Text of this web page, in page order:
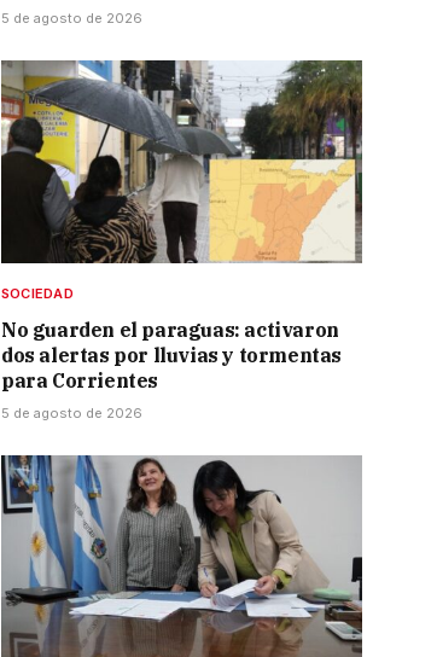
5 de agosto de 2026
SOCIEDAD
No guarden el paraguas: activaron
dos alertas por lluvias y tormentas
para Corrientes
5 de agosto de 2026